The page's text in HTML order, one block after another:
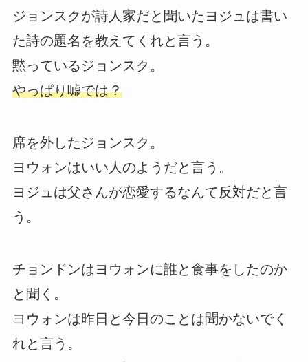
ジョンスクが詩人家だと聞いたヨジュは書い
た詩の題名を教えてくれと言う。
黙っているジョンスク。
やっぱり嘘では？
席を外したジョンスク。
ヨウォンはいい人のようだと言う。
ヨジュは父さんが恋愛するなんて反対だと言
う。
チョンドンはヨウォンに誰と食事をしたのか
と聞く。
ヨウォンは昨日と今日のことは聞かないでく
れと言う。